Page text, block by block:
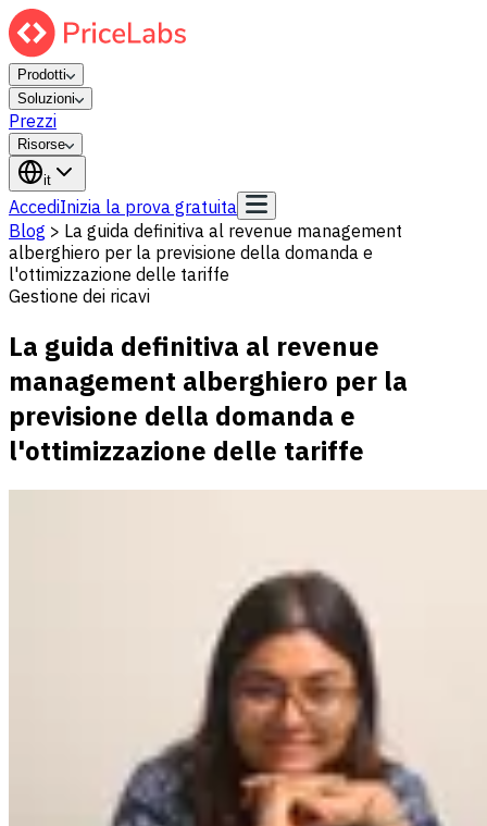
Prodotti
Soluzioni
Prezzi
Risorse
it
AccediInizia la prova gratuita
Blog > La guida definitiva al revenue management
alberghiero per la previsione della domanda e
l'ottimizzazione delle tariffe
Gestione dei ricavi
La guida definitiva al revenue
management alberghiero per la
previsione della domanda e
l'ottimizzazione delle tariffe